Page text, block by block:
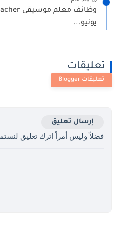
يونيو...
تعليقات
إرسال تعليق
فضلاً وليس أمراً اترك تعليق